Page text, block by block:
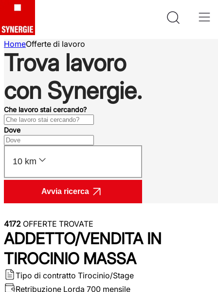
HomeOfferte di lavoro
Trova lavoro
con Synergie.
Che lavoro stai cercando?
Dove
10 km
Avvia ricerca
4172 OFFERTE TROVATE
ADDETTO/VENDITA IN
TIROCINIO MASSA
Tipo di contratto Tirocinio/Stage
Retribuzione Lorda 700 mensile